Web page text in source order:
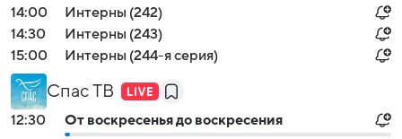
14:00
Интерны (242)
14:30
Интерны (243)
15:00
Интерны (244-я серия)
Спас ТВ
12:30
От воскресенья до воскресения